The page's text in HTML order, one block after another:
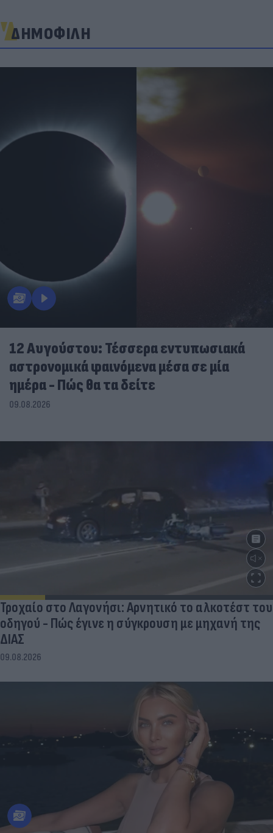
ΔΗΜΟΦΙΛΗ
12 Αυγούστου: Τέσσερα εντυπωσιακά
αστρονομικά φαινόμενα μέσα σε μία
ημέρα - Πώς θα τα δείτε
09.08.2026
Τροχαίο στο Λαγονήσι: Αρνητικό το αλκοτέστ του
οδηγού - Πώς έγινε η σύγκρουση με μηχανή της
ΔΙΑΣ
09.08.2026